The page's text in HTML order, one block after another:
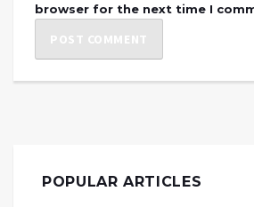
browser for the next time I
POPULAR ARTICLES